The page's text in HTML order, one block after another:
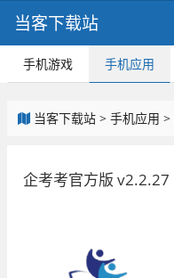
当客下载站
手机游戏 手机应用
当客下载站 > 手机应用 >
企考考官方版 v2.2.27